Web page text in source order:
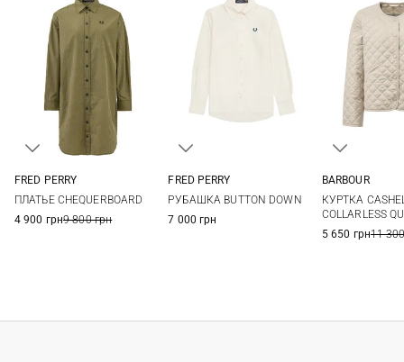
FRED PERRY
ПЛАТЬЕ CHEQUERBOARD
4 900 грн9 800 грн
FRED PERRY
РУБАШКА BUTTON DOWN
7 000 грн
BARBOUR
КУРТКА
COLLARLESS
5 650 грн11